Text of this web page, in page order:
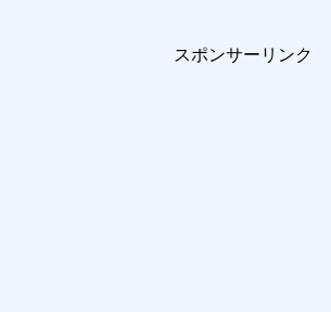
スポンサーリンク